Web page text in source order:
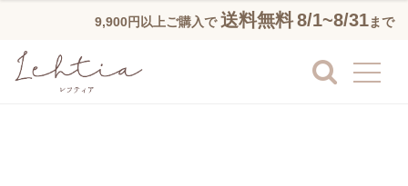
9,900円以上ご購入で 送料無料8/1~8/31まで